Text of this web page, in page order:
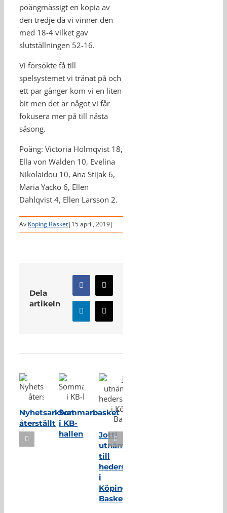
poängmässigt en kopia av
den tredje då vi vinner den
med 18-4 vilket gav
slutställningen 52-16.
Vi försökte få till
spelsystemet vi tränat på och
ett par gånger kom vi en liten
bit men det är något vi får
fokusera mer på till nästa
säsong.
Poäng: Victoria Holmqvist 18,
Ella von Walden 10, Evelina
Nikolaidou 10, Ana Stijak 6,
Maria Yacko 6, Ellen
Dahlqvist 4, Ellen Larsson 2.
Av Köping Basket| 15 april, 2019|
Dela
artikeln
Facebook
X
LinkedInE-
post
Nyhetsarkivet
återställt
Sommarbasket
i KB-
hallen
Jotti
utnämnd
till
hedersmedlem
i
Köping
Basket